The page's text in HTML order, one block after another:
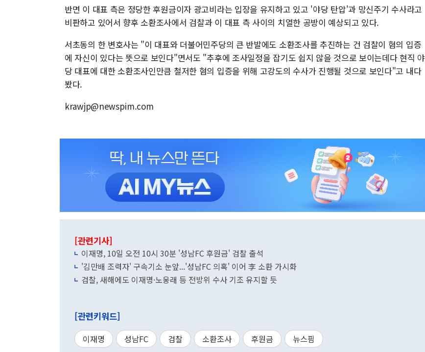
반면 이 대표 측은 정당한 후원금이자 광고비라는 입장을 유지하고 있고 '야당 탄압'과 망신주기 수사라고
비판하고 있어서 향후 소환조사에서 검찰과 이 대표 측 사이의 치열한 공방이 예상되고 있다.
서초동의 한 변호사는 "이 대표와 더불어민주당의 큰 반발에도 소환조사를 추진하는 건 검찰이 혐의 입증
에 자신이 있다는 뜻으로 보인다"면서도 "추후에 조사일정을 잡기도 쉽지 않을 것으로 보이는데다 현직 야
당 대표에 대한 소환조사인만큼 철저한 혐의 입증을 위해 고강도의 수사가 진행될 것으로 보인다"고 내다
봤다.
krawjp@newspim.com
[관련기사]
이재명, 10일 오전 10시 30분 '성남FC 후원금' 검찰 출석
'김만배 조력자' 구속기소 눈앞...'성남FC 의혹' 이어 李 소환 가시화
검찰, 새해에도 이재명·노웅래 등 전방위 수사 기조 유지할 듯
[관련키워드]
이재명 성남FC 검찰 소환조사 후원금 뉴스핌